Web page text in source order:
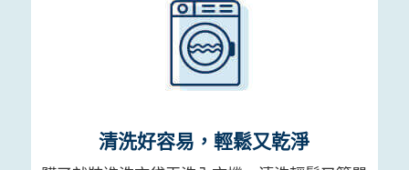
清洗好容易，輕鬆又乾淨